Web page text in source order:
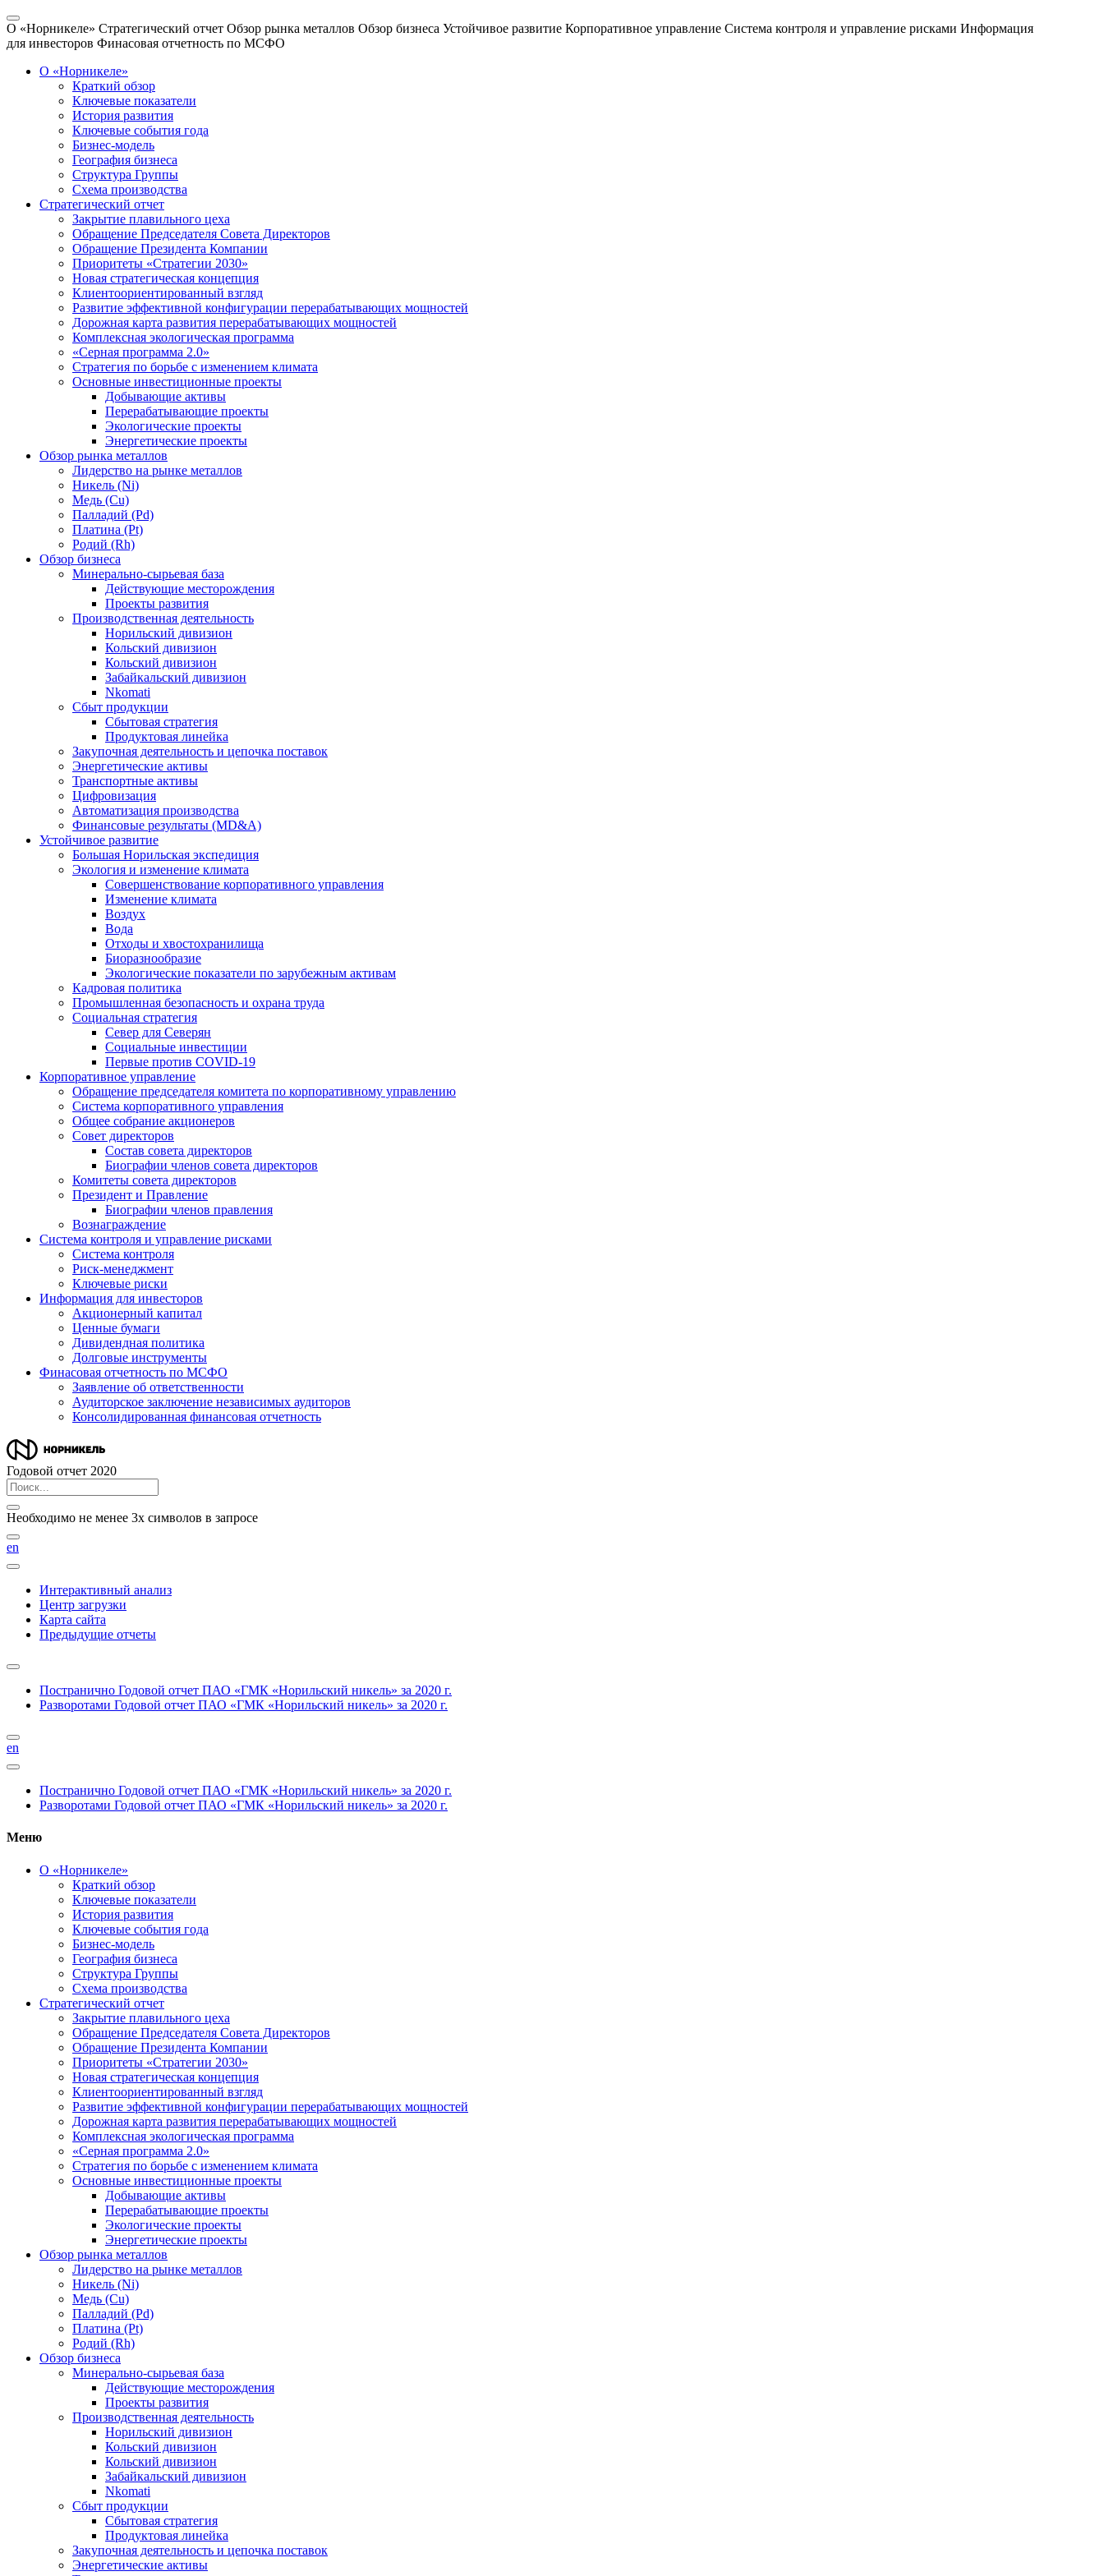
О «Норникеле» Стратегический отчет Обзор рынка металлов Обзор бизнеса Устойчивое развитие Корпоративное управление Система контроля и управление рисками Информация
для инвесторов Финасовая отчетность по МСФО
О «Норникеле»
Краткий обзор
Ключевые показатели
История развития
Ключевые события года
Бизнес-модель
География бизнеса
Структура Группы
Схема производства
Стратегический отчет
Закрытие плавильного цеха
Обращение Председателя Совета Директоров
Обращение Президента Компании
Приоритеты «Стратегии 2030»
Новая стратегическая концепция
Клиентоориентированный взгляд
Развитие эффективной конфигурации перерабатывающих мощностей
Дорожная карта развития перерабатывающих мощностей
Комплексная экологическая программа
«Серная программа 2.0»
Стратегия по борьбе с изменением климата
Основные инвестиционные проекты
Добывающие активы
Перерабатывающие проекты
Экологические проекты
Энергетические проекты
Обзор рынка металлов
Лидерство на рынке металлов
Никель (Ni)
Медь (Cu)
Палладий (Pd)
Платина (Pt)
Родий (Rh)
Обзор бизнеса
Минерально-сырьевая база
Действующие месторождения
Проекты развития
Производственная деятельность
Норильский дивизион
Кольский дивизион
Кольский дивизион
Забайкальский дивизион
Nkomati
Сбыт продукции
Сбытовая стратегия
Продуктовая линейка
Закупочная деятельность и цепочка поставок
Энергетические активы
Транспортные активы
Цифровизация
Автоматизация производства
Финансовые результаты (MD&A)
Устойчивое развитие
Большая Норильская экспедиция
Экология и изменение климата
Совершенствование корпоративного управления
Изменение климата
Воздух
Вода
Отходы и хвостохранилища
Биоразнообразие
Экологические показатели по зарубежным активам
Кадровая политика
Промышленная безопасность и охрана труда
Социальная стратегия
Север для Северян
Социальные инвестиции
Первые против COVID‑19
Корпоративное управление
Обращение председателя комитета по корпоративному управлению
Система корпоративного управления
Общее собрание акционеров
Совет директоров
Состав совета директоров
Биографии членов совета директоров
Комитеты совета директоров
Президент и Правление
Биографии членов правления
Вознаграждение
Система контроля и управление рисками
Система контроля
Риск-менеджмент
Ключевые риски
Информация для инвесторов
Акционерный капитал
Ценные бумаги
Дивидендная политика
Долговые инструменты
Финасовая отчетность по МСФО
Заявление об ответственности
Аудиторское заключение независимых аудиторов
Консолидированная финансовая отчетность
Годовой отчет 2020
Необходимо не менее 3х символов в запросе
en
Интерактивный анализ
Центр загрузки
Карта сайта
Предыдущие отчеты
Постранично Годовой отчет ПАО «ГМК «Норильский никель» за 2020 г.
Разворотами Годовой отчет ПАО «ГМК «Норильский никель» за 2020 г.
en
Постранично Годовой отчет ПАО «ГМК «Норильский никель» за 2020 г.
Разворотами Годовой отчет ПАО «ГМК «Норильский никель» за 2020 г.
Меню
О «Норникеле»
Краткий обзор
Ключевые показатели
История развития
Ключевые события года
Бизнес-модель
География бизнеса
Структура Группы
Схема производства
Стратегический отчет
Закрытие плавильного цеха
Обращение Председателя Совета Директоров
Обращение Президента Компании
Приоритеты «Стратегии 2030»
Новая стратегическая концепция
Клиентоориентированный взгляд
Развитие эффективной конфигурации перерабатывающих мощностей
Дорожная карта развития перерабатывающих мощностей
Комплексная экологическая программа
«Серная программа 2.0»
Стратегия по борьбе с изменением климата
Основные инвестиционные проекты
Добывающие активы
Перерабатывающие проекты
Экологические проекты
Энергетические проекты
Обзор рынка металлов
Лидерство на рынке металлов
Никель (Ni)
Медь (Cu)
Палладий (Pd)
Платина (Pt)
Родий (Rh)
Обзор бизнеса
Минерально-сырьевая база
Действующие месторождения
Проекты развития
Производственная деятельность
Норильский дивизион
Кольский дивизион
Кольский дивизион
Забайкальский дивизион
Nkomati
Сбыт продукции
Сбытовая стратегия
Продуктовая линейка
Закупочная деятельность и цепочка поставок
Энергетические активы